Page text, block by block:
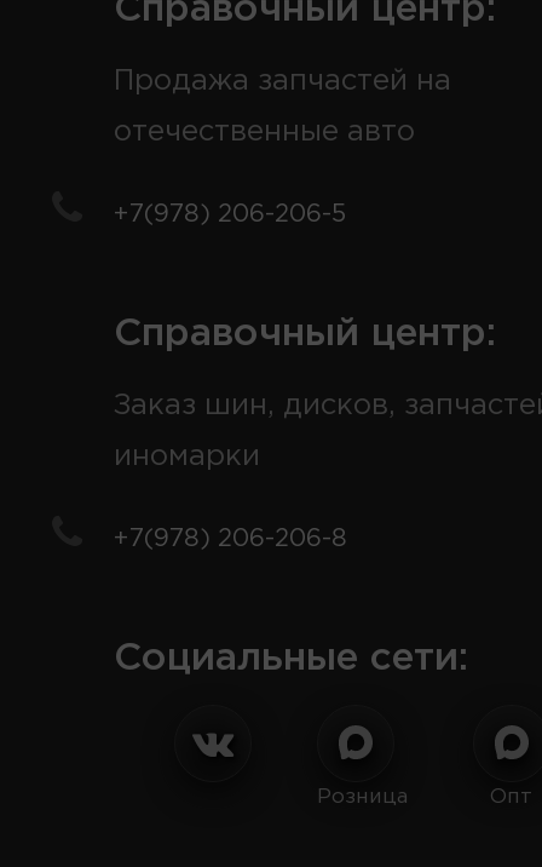
Справочный центр:
Продажа запчастей на
отечественные авто
+7(978) 206-206-5
Справочный центр:
Заказ шин, дисков,
иномарки
+7(978) 206-206-8
Социальные сети:
Розница Опт